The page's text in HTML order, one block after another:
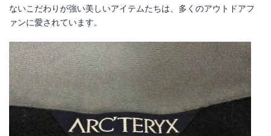
ないこだわりが強い美しいアイテムたちは、多くのアウトドアフ
ァンに愛されています。